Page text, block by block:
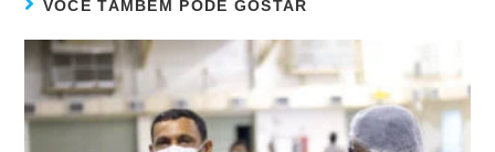
VOCÊ TAMBÉM PODE GOSTAR